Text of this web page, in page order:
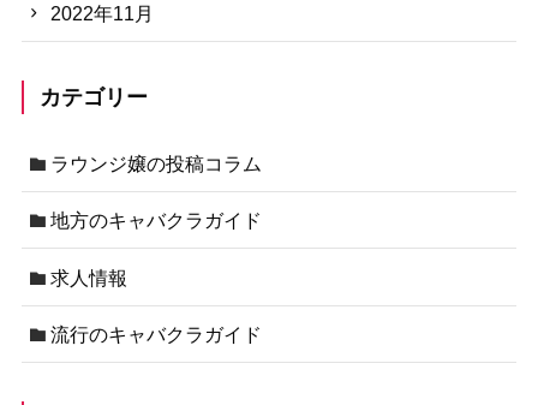
2022年11月
カテゴリー
ラウンジ嬢の投稿コラム
地方のキャバクラガイド
求人情報
流行のキャバクラガイド